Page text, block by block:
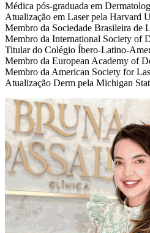
Médica pós-graduada em
Atualização em Laser pela Harvard
Membro da Sociedade Brasileira de
Membro da International Society of
Titular do Colégio Íbero-Latino-
Membro da European Academy of
Membro da American Society for
Atualização Derm pela Michigan